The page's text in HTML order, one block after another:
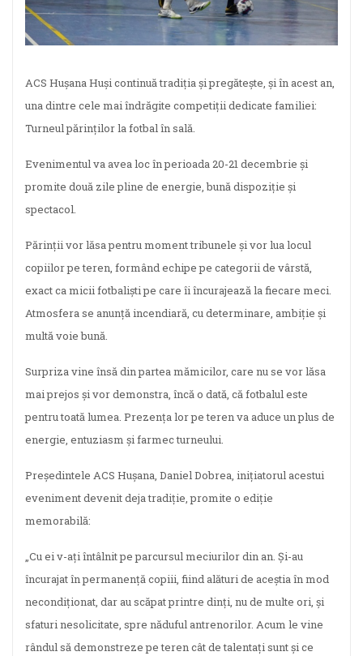
ACS Hușana Huși continuă tradiția și pregătește, și în acest an,
una dintre cele mai îndrăgite competiții dedicate familiei:
Turneul părinților la fotbal în sală.
Evenimentul va avea loc în perioada 20-21 decembrie și
promite două zile pline de energie, bună dispoziție și
spectacol.
Părinții vor lăsa pentru moment tribunele și vor lua locul
copiilor pe teren, formând echipe pe categorii de vârstă,
exact ca micii fotbaliști pe care îi încurajează la fiecare meci.
Atmosfera se anunță incendiară, cu determinare, ambiție și
multă voie bună.
Surpriza vine însă din partea mămicilor, care nu se vor lăsa
mai prejos și vor demonstra, încă o dată, că fotbalul este
pentru toată lumea. Prezența lor pe teren va aduce un plus de
energie, entuziasm și farmec turneului.
Președintele ACS Hușana, Daniel Dobrea, inițiatorul acestui
eveniment devenit deja tradiție, promite o ediție
memorabilă:
„Cu ei v-ați întâlnit pe parcursul meciurilor din an. Și-au
încurajat în permanență copiii, fiind alături de aceștia în mod
necondiționat, dar au scăpat printre dinți, nu de multe ori, și
sfaturi nesolicitate, spre năduful antrenorilor. Acum le vine
rândul să demonstreze pe teren cât de talentați sunt și ce